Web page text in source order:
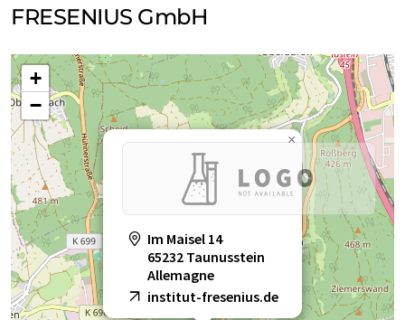
FRESENIUS GmbH
Im Maisel 14
65232 Taunusstein
Allemagne
institut-fresenius.de
×
+
−